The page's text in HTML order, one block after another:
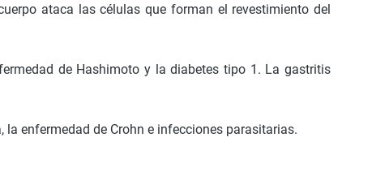
ataca las células que forman el revestimiento del
de Hashimoto y la diabetes tipo 1. La gastritis
enfermedad de Crohn e infecciones parasitarias.